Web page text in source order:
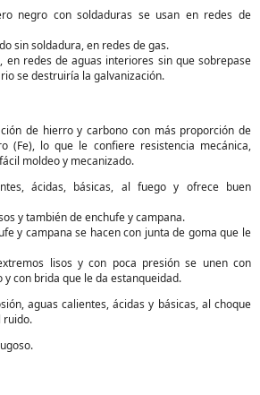
negro con soldaduras se usan en redes de
sin soldadura, en redes de gas.
en redes de aguas interiores sin que sobrepase
se destruiría la galvanización.
de hierro y carbono con más proporción de
(Fe), lo que le confiere resistencia mecánica,
moldeo y mecanizado.
ácidas, básicas, al fuego y ofrece buen
y también de enchufe y campana.
y campana se hacen con junta de goma que le
lisos y con poca presión se unen con
con brida que le da estanqueidad.
aguas calientes, ácidas y básicas, al choque
ruido.